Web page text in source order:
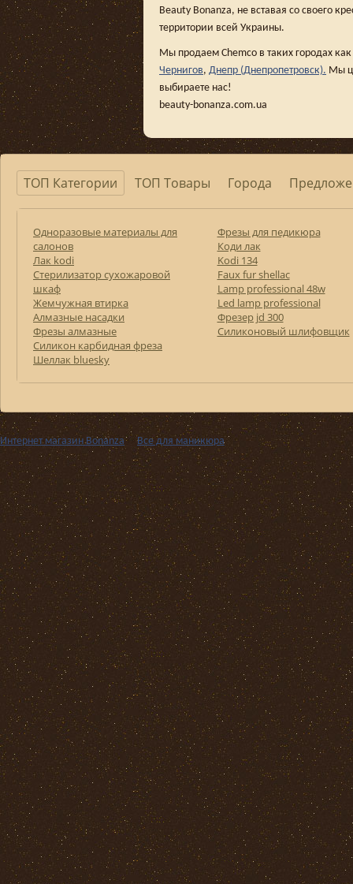
Beauty Bonanza, не вставая со своего
территории всей Украины.
Мы продаем Chemco в таких городах как
Чернигов, Днепр (Днепропетровск). Мы
выбираете нас!
beauty-bonanza.com.ua
ТОП Категории ТОП Товары Города
Одноразовые материалы для
салонов
Лак kodi
Стерилизатор сухожаровой
шкаф
Жемчужная втирка
Алмазные насадки
Фрезы алмазные
Силикон карбидная фреза
Шеллак bluesky
Фрезы для педикюра
Коди лак
Kodi 134
Faux fur shellac
Lamp professional 48w
Led lamp professional
Фрезер jd 300
Силиконовый шлифовщик
Интернет магазин Bonanza ›› Все для маникюра